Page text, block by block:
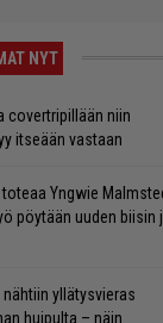
NYT
covertripillään niin
itseään vastaan
Yngwie
pöytään uuden biisin
nähtiin yllätysvieras
huipulta – näin